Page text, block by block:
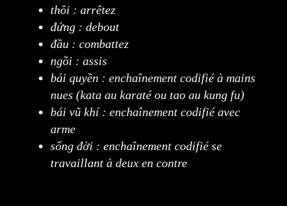
thôi : arrêtez
đứng : debout
đầu : combattez
ngồi : assis
bái quyền : enchaînement codifié à mains
nues (kata au karaté ou tao au kung fu)
bái vũ khí : enchaînement codifié avec
arme
sống đời : enchaînement codifié se
travaillant à deux en contre